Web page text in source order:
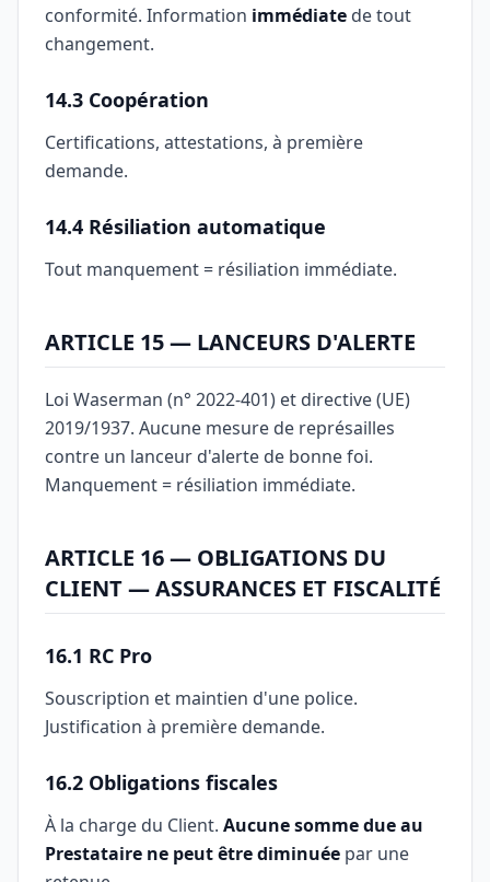
conformité. Information immédiate de tout
changement.
14.3 Coopération
Certifications, attestations, à première
demande.
14.4 Résiliation automatique
Tout manquement = résiliation immédiate.
ARTICLE 15 — LANCEURS D'ALERTE
Loi Waserman (n° 2022-401) et directive (UE)
2019/1937. Aucune mesure de représailles
contre un lanceur d'alerte de bonne foi.
Manquement = résiliation immédiate.
ARTICLE 16 — OBLIGATIONS DU
CLIENT — ASSURANCES ET FISCALITÉ
16.1 RC Pro
Souscription et maintien d'une police.
Justification à première demande.
16.2 Obligations fiscales
À la charge du Client. Aucune somme due au
Prestataire ne peut être diminuée par une